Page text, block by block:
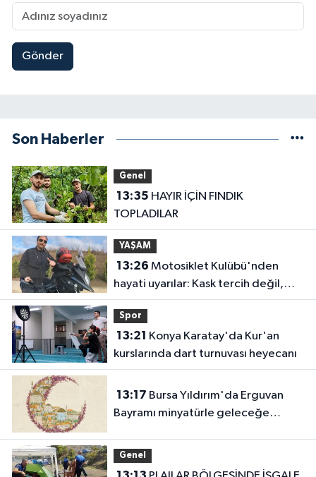
Gönder
Son Haberler
Genel
13:35
TOPLADILAR
YAŞAM
13:26
hayati uyarılar: Kask tercih değil,
zorunluluktur
Spor
13:21
kurslarında dart turnuvası heyecanı
13:17
Bayramı minyatürle geleceğe
Genel